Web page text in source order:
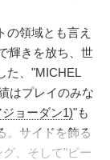
の領域とも言え
輝きを放ち、世
た、"MICHEL
はプレイのみな
ョーダン1)"も
。サイドを飾る
、そして"ピー